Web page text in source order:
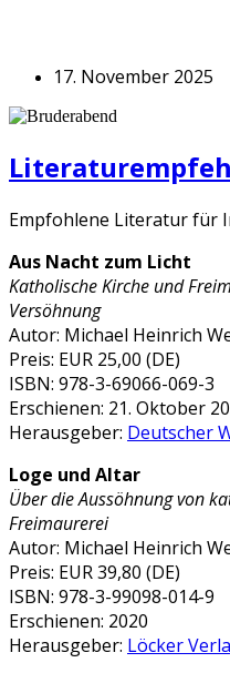
17. November 2025
Empfohlene Literatur für
Aus Nacht zum Licht
Katholische Kirche und
Versöhnung
Autor: Michael Heinrich
Preis: EUR 25,00 (DE)
ISBN: 978-3-69066-069-3
Erschienen: 21. Oktober
Herausgeber: Deutscher
Loge und Altar
Über die Aussöhnung von
Freimaurerei
Autor: Michael Heinrich
Preis: EUR 39,80 (DE)
ISBN: 978-3-99098-014-9
Erschienen: 2020
Herausgeber: Löcker